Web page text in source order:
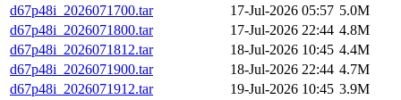
d67p48i_2026071700.tar
17-Jul-2026 05:57 5.0M
d67p48i_2026071800.tar
17-Jul-2026 22:44 4.8M
d67p48i_2026071812.tar
18-Jul-2026 10:45 4.4M
d67p48i_2026071900.tar
18-Jul-2026 22:44 4.7M
d67p48i_2026071912.tar
19-Jul-2026 10:45 3.9M